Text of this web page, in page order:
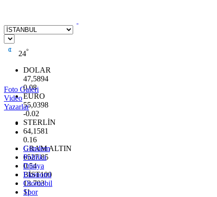
24°
DOLAR
47,5894
0.08
EURO
55,0398
-0.02
STERLİN
64,1581
0.16
GRAM ALTIN
6527.85
0.54
BİST100
13.703
11
Foto Galeri
Video
Yazarlar
Gündem
Politika
Dünya
Ekonomi
Otomobil
Spor